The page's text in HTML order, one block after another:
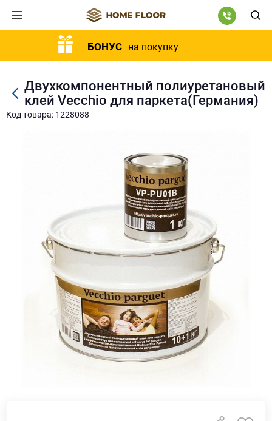
БОНУС на покупку
Двухкомпонентный полиуретановый
клей Vecchio для паркета(Германия)
Код товара: 1228088